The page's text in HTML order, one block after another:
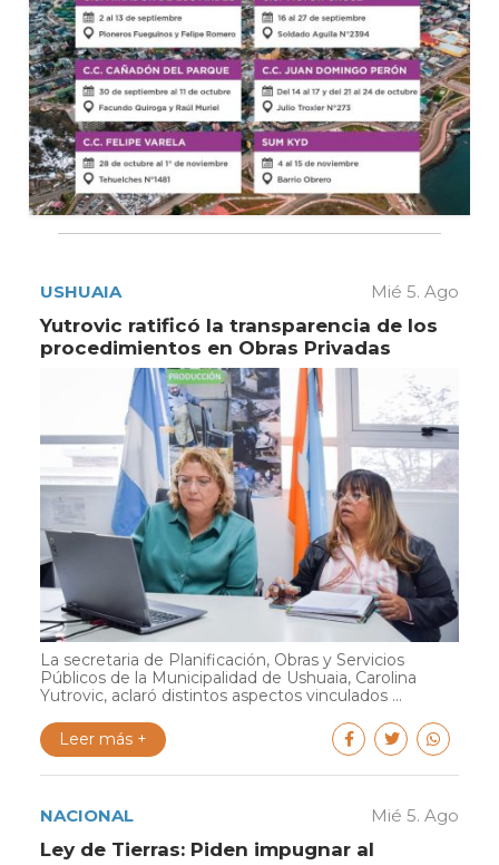
USHUAIA Mié 5. Ago
Yutrovic ratificó la transparencia de los
procedimientos en Obras Privadas
La secretaria de Planificación, Obras y Servicios
Públicos de la Municipalidad de Ushuaia, Carolina
Yutrovic, aclaró distintos aspectos vinculados ...
Leer más +
NACIONAL Mié 5. Ago
Ley de Tierras: Piden impugnar al